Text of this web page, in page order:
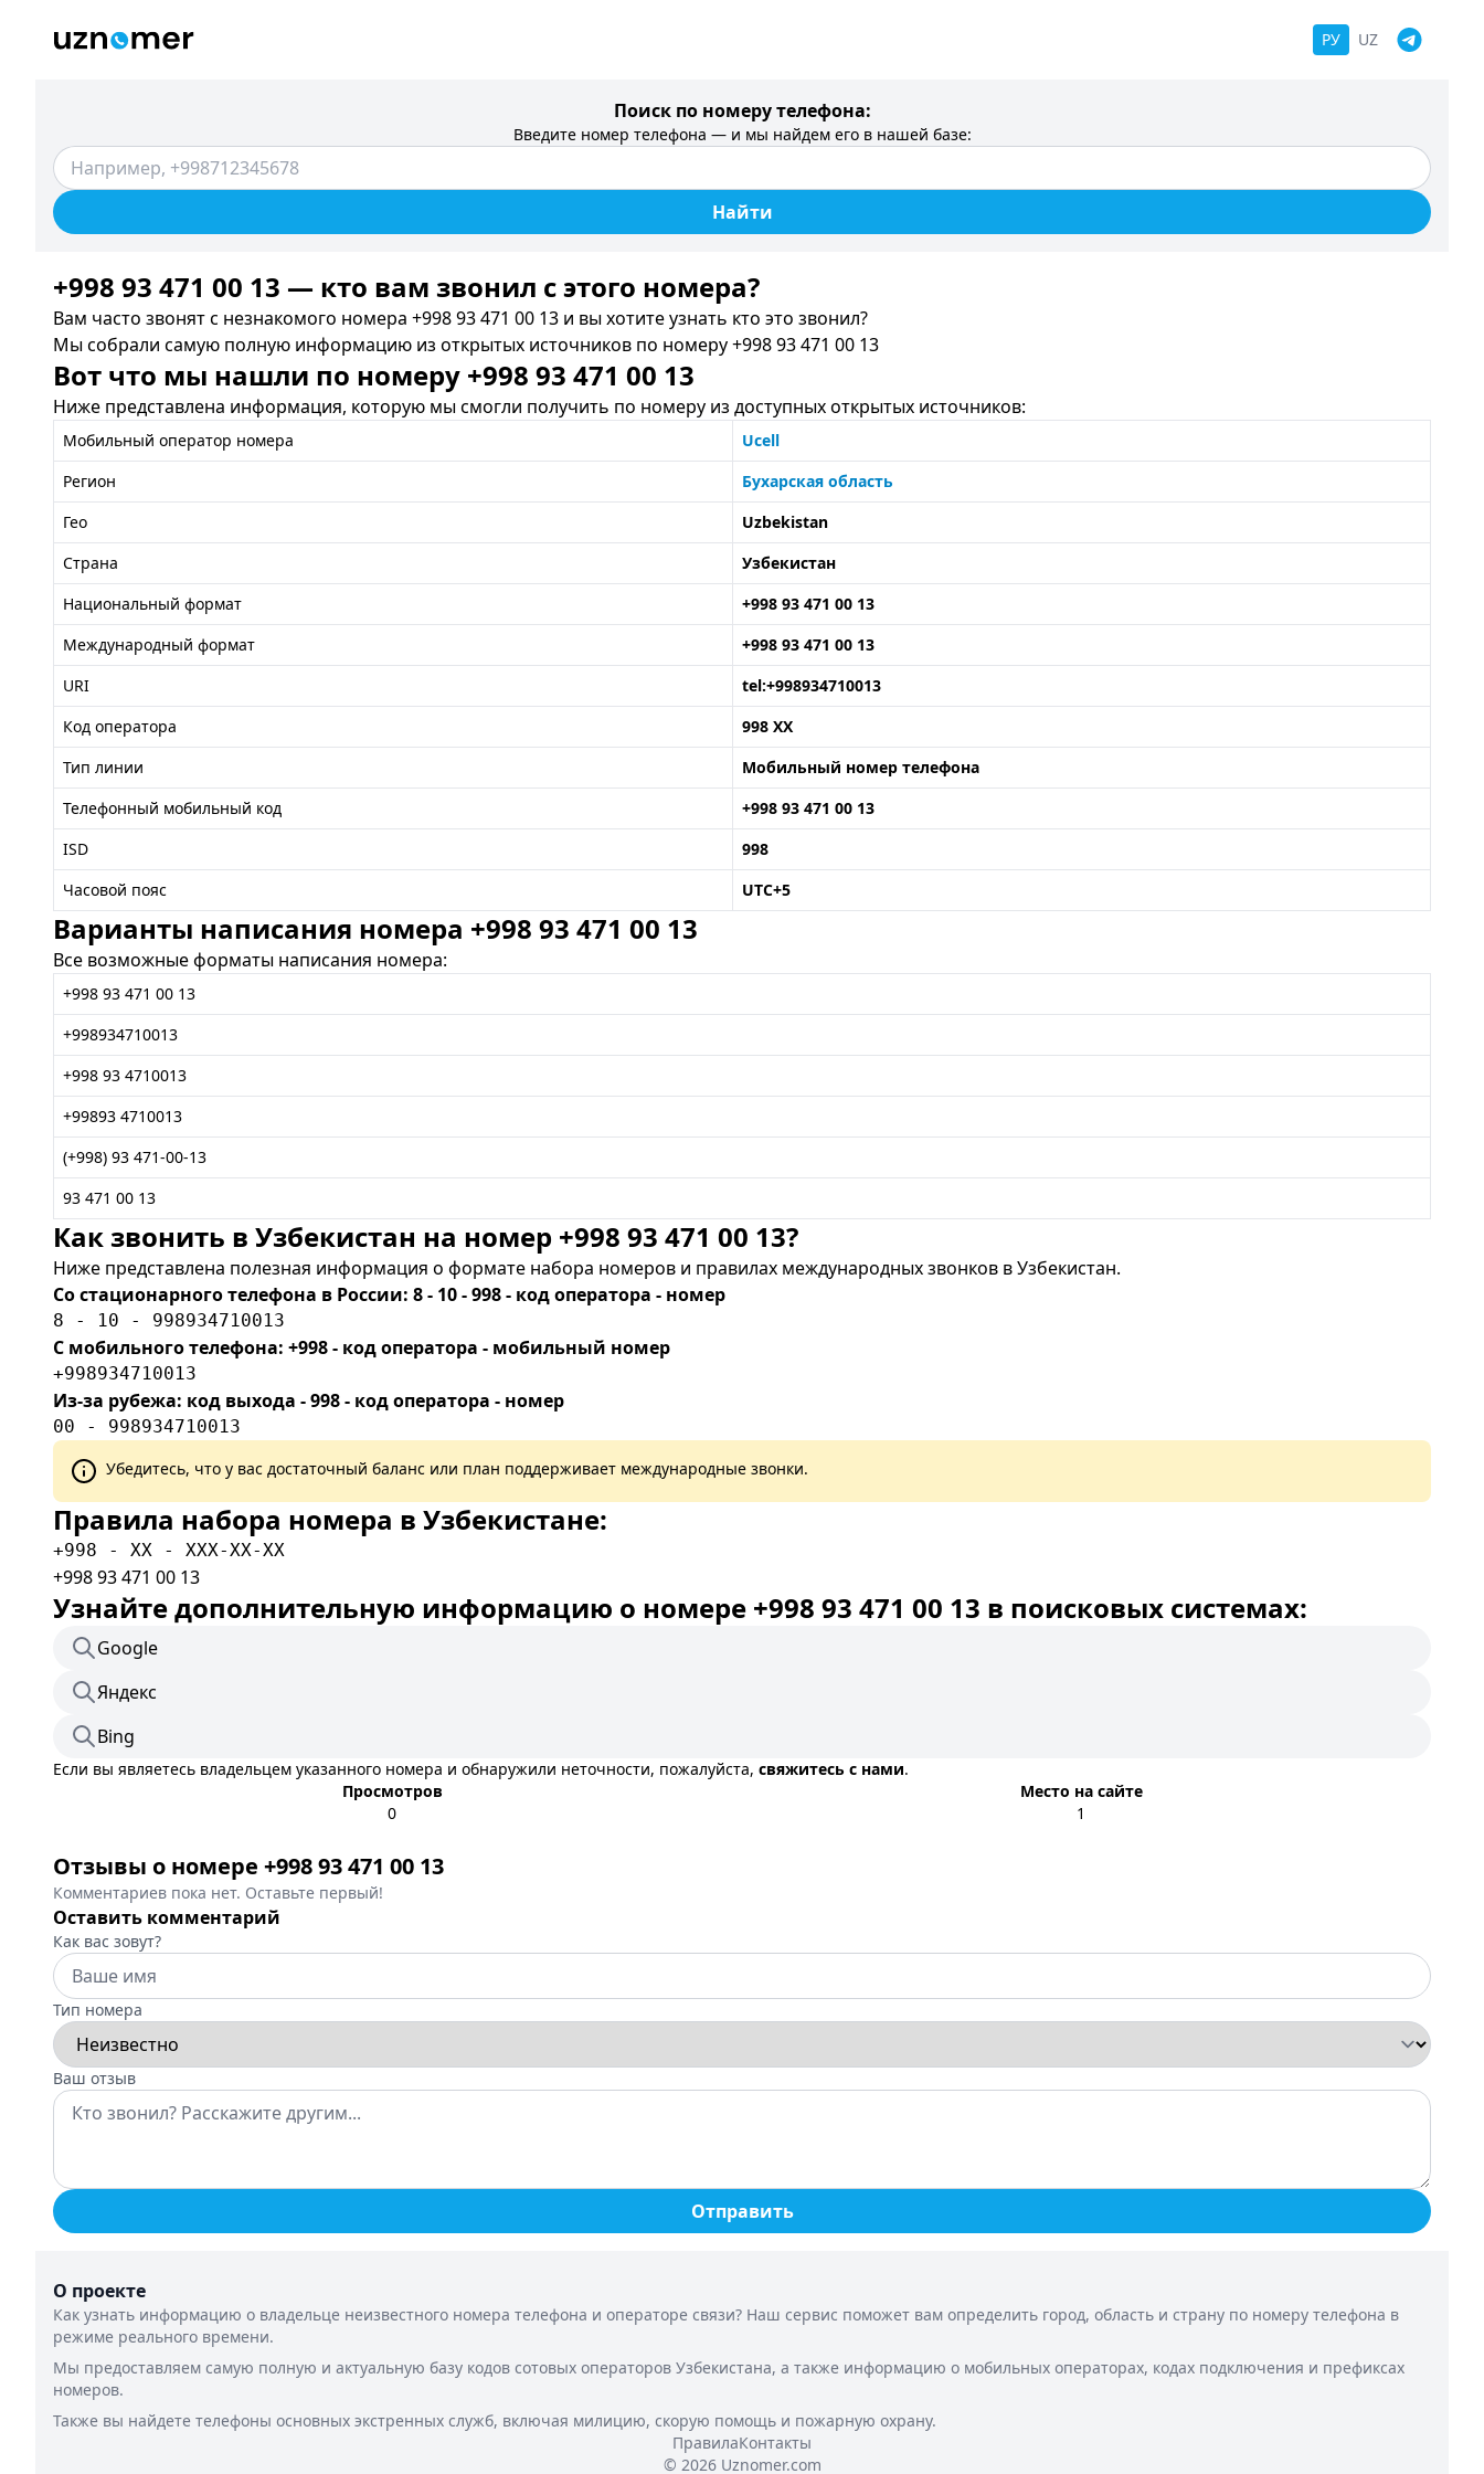
РУ UZ
Поиск по номеру телефона:
Введите номер телефона — и мы найдем его в нашей базе:
Найти
+998 93 471 00 13 — кто вам звонил c этого номера?
Вам часто звонят с незнакомого номера +998 93 471 00 13 и вы хотите узнать кто это звонил?
Мы собрали самую полную информацию из открытых источников по номеру +998 93 471 00 13
Вот что мы нашли по номеру +998 93 471 00 13
Ниже представлена информация, которую мы смогли получить по номеру из доступных открытых источников:
Мобильный оператор номера
Ucell
Регион
Бухарская область
Гео
Uzbekistan
Страна
Узбекистан
Национальный формат
+998 93 471 00 13
Международный формат
+998 93 471 00 13
URI
tel:+998934710013
Код оператора
998 XX
Тип линии
Мобильный номер телефона
Телефонный мобильный код
+998 93 471 00 13
ISD
998
Часовой пояс
UTC+5
Варианты написания номера +998 93 471 00 13
Все возможные форматы написания номера:
+998 93 471 00 13
+998934710013
+998 93 4710013
+99893 4710013
(+998) 93 471-00-13
93 471 00 13
Как звонить в Узбекистан на номер +998 93 471 00 13?
Ниже представлена полезная информация о формате набора номеров и правилах международных звонков в Узбекистан.
Со стационарного телефона в России: 8 - 10 - 998 - код оператора - номер
8 - 10 - 998934710013
С мобильного телефона: +998 - код оператора - мобильный номер
+998934710013
Из-за рубежа: код выхода - 998 - код оператора - номер
00 - 998934710013
Убедитесь, что у вас достаточный баланс или план поддерживает международные звонки.
Правила набора номера в Узбекистане:
+998 - XX - XXX-XX-XX
+998 93 471 00 13
Узнайте дополнительную информацию о номере +998 93 471 00 13 в поисковых системах:
Google
Яндекс
Bing
Если вы являетесь владельцем указанного номера и обнаружили неточности, пожалуйста, свяжитесь с нами.
Просмотров
0
Место на сайте
1
Отзывы о номере +998 93 471 00 13
Комментариев пока нет. Оставьте первый!
Оставить комментарий
Как вас зовут?
Тип номера
Ваш отзыв
Отправить
О проекте
Как узнать информацию о владельце неизвестного номера телефона и операторе связи? Наш сервис поможет вам определить город, область и страну по номеру телефона в
режиме реального времени.
Мы предоставляем самую полную и актуальную базу кодов сотовых операторов Узбекистана, а также информацию о мобильных операторах, кодах подключения и префиксах
номеров.
Также вы найдете телефоны основных экстренных служб, включая милицию, скорую помощь и пожарную охрану.
ПравилаКонтакты
© 2026 Uznomer.com